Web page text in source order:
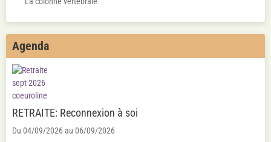
Agenda
RETRAITE: Reconnexion à soi
Du 04/09/2026au 06/09/2026